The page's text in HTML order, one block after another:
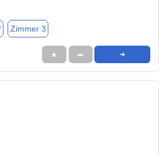
Zimmer 3
★ ➦ ➜